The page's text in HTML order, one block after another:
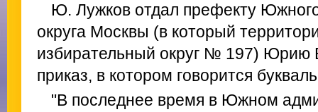
Ю. Лужков отдал префекту
округа Москвы (в который
избирательный округ № 197) Юрию
приказ, в котором говорится
"В последнее время в Южном